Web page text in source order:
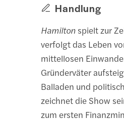
Handlung
Hamilton spielt zur
verfolgt das Leben
mittellosen
Gründerväter
Balladen und
zeichnet die Show
zum ersten